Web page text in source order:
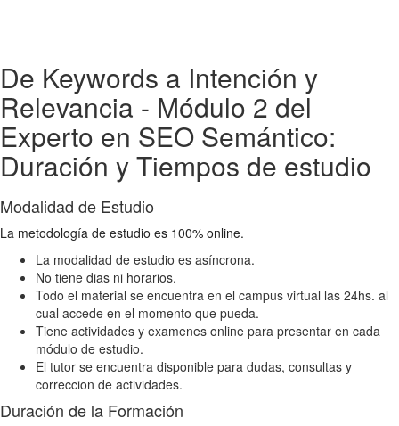
De Keywords a Intención y
Relevancia - Módulo 2 del
Experto en SEO Semántico:
Duración y Tiempos de estudio
Modalidad de Estudio
La metodología de estudio es 100% online.
La modalidad de estudio es asíncrona.
No tiene dias ni horarios.
Todo el material se encuentra en el campus virtual las 24hs. al
cual accede en el momento que pueda.
Tiene actividades y examenes online para presentar en cada
módulo de estudio.
El tutor se encuentra disponible para dudas, consultas y
correccion de actividades.
Duración de la Formación